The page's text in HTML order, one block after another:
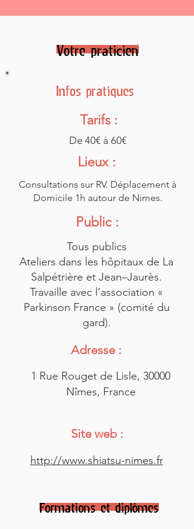
Votre praticien
Infos pratiques
Tarifs :
De 40€ à 60€
Lieux :
Consultations sur RV. Déplacement à
Domicile 1h autour de Nimes.
Public :
Tous publics
Ateliers dans les hôpitaux de La
Salpétrière et Jean–Jaurès.
Travaille avec l’association «
Parkinson France » (comité du
gard).
Adresse :
1 Rue Rouget de Lisle, 30000
Nîmes, France
Site web :
http://www.shiatsu-nimes.fr
Formations et diplômes